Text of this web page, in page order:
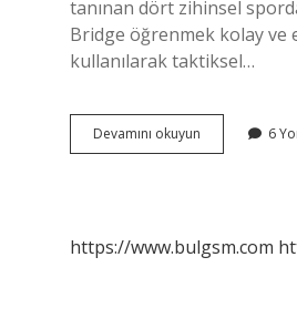
tanınan dört zihinsel
Bridge öğrenmek kolay ve
kullanılarak taktiksel…
Devamını okuyun
Nasıl
6
https://www.bulgsm.com